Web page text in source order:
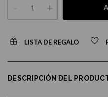
- +
LISTA DE REGALO
DESCRIPCIÓN DEL